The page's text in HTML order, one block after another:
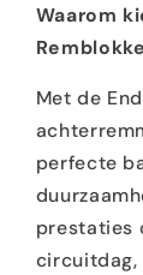
Waarom
Met de
perfecte
prestaties
circuitdag,